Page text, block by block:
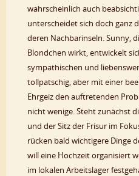
wahrscheinlich auch
unterscheidet sich doch ganz
deren Nachbarinseln. Sunny,
Blondchen wirkt, entwickelt
sympathischen und
tollpatschig, aber mit einer
Ehrgeiz den auftretenden
nicht wenige. Steht zunächst
und der Sitz der Frisur im
rücken bald wichtigere Dinge
will eine Hochzeit organisiert
im lokalen Arbeitslager